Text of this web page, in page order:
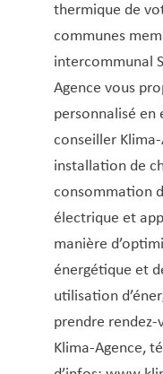
thermique de
communes
intercommunal
Agence vous
personnalisé en
conseiller
installation de
consommation
électrique et
manière
énergétique et
utilisation
prendre rendez-
Klima-Agence,